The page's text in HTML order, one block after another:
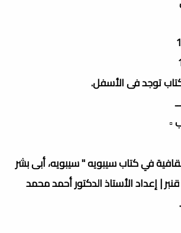
توجد فى الأسفل.
▫️
في كتاب سيبويه " سيبويه، أبى بشر
| إعداد الأستاذ الدكتور أحمد محمد